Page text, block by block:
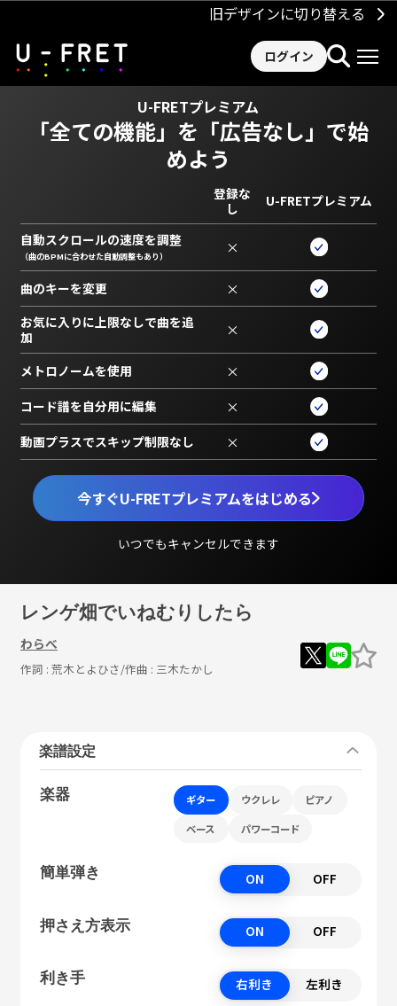
旧デザインに切り替える
ログイン
U-FRETプレミアム
「全ての機能」を 「広告なし」で始
めよう
今すぐU-FRETプレミアムをはじめる
いつでもキャンセルできます
登録な
し
U-FRETプレミアム
自動スクロールの速度を調整
（曲のBPMに合わせた自動調整もあり） ×
曲のキーを変更 ×
お気に入りに上限なしで曲を追
加
×
メトロノームを使用 ×
コード譜を自分用に編集 ×
動画プラスでスキップ制限なし ×
レンゲ畑でいねむりしたら
わらべ
作詞 : 荒木とよひさ/作曲 : 三木たかし
楽譜設定
楽器 ギター ウクレレ ピアノ
ベース パワーコード
簡単弾き ON OFF
押さえ方表示 ON OFF
利き手 右利き 左利き